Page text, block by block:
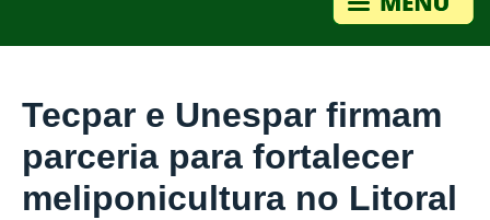
Tecpar e Unespar firmam
parceria para fortalecer
meliponicultura no Litoral